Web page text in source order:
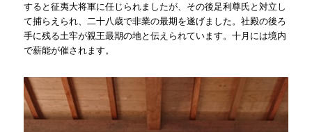
すると征夷大将軍に任じられましたが、その後足利尊氏と対立し
て捕らえられ、二十八歳で非業の最期を遂げました。社殿の後ろ
手に残る土牢が親王最期の地と伝えられています。十月には境内
で薪能が催されます。